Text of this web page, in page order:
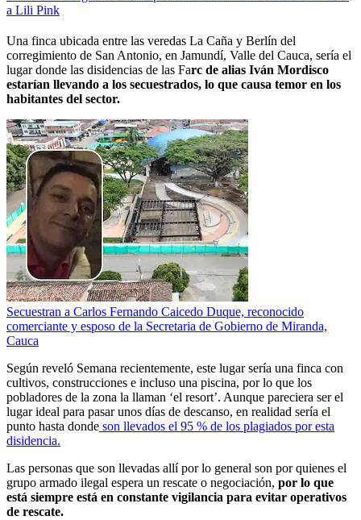
a Lili Pink
Una finca ubicada entre las veredas La Caña y Berlín del
corregimiento de San Antonio, en Jamundí, Valle del Cauca, sería el
lugar donde las disidencias de las Farc de alias Iván Mordisco
estarían llevando a los secuestrados, lo que causa temor en los
habitantes del sector.
Secuestran a Carlos Fernando Caicedo Duque, reconocido
comerciante y esposo de la Secretaria de Gobierno de Miranda,
Cauca
Según reveló Semana recientemente, este lugar sería una finca con
cultivos, construcciones e incluso una piscina, por lo que los
pobladores de la zona la llaman ‘el resort’. Aunque pareciera ser el
lugar ideal para pasar unos días de descanso, en realidad sería el
punto hasta donde son llevados el 95 % de los plagiados por esta
disidencia.
Las personas que son llevadas allí por lo general son por quienes el
grupo armado ilegal espera un rescate o negociación, por lo que
está siempre está en constante vigilancia para evitar operativos
de rescate.